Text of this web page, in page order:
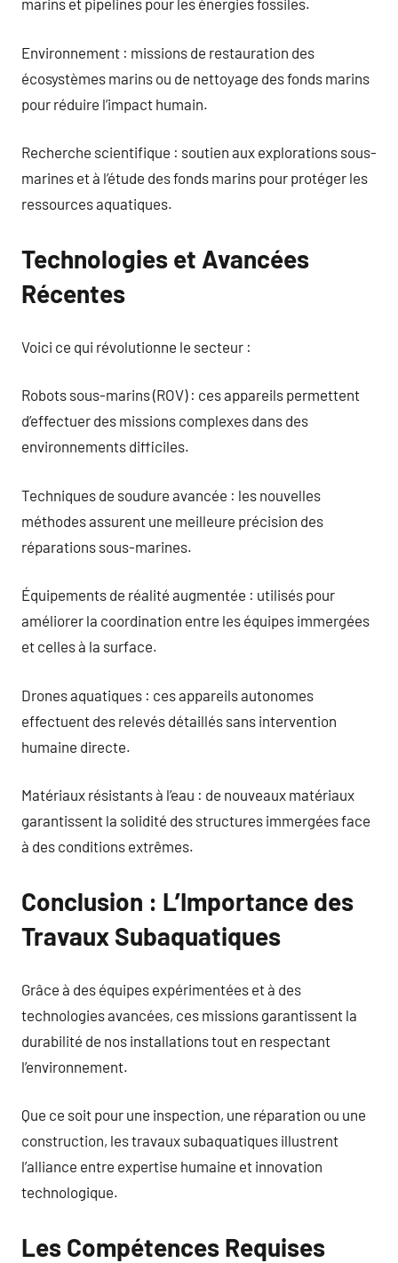
marins et pipelines pour les énergies fossiles.
Environnement : missions de restauration des
écosystèmes marins ou de nettoyage des fonds marins
pour réduire l’impact humain.
Recherche scientifique : soutien aux explorations sous-
marines et à l’étude des fonds marins pour protéger les
ressources aquatiques.
Technologies et Avancées
Récentes
Voici ce qui révolutionne le secteur :
Robots sous-marins (ROV) : ces appareils permettent
d’effectuer des missions complexes dans des
environnements difficiles.
Techniques de soudure avancée : les nouvelles
méthodes assurent une meilleure précision des
réparations sous-marines.
Équipements de réalité augmentée : utilisés pour
améliorer la coordination entre les équipes immergées
et celles à la surface.
Drones aquatiques : ces appareils autonomes
effectuent des relevés détaillés sans intervention
humaine directe.
Matériaux résistants à l’eau : de nouveaux matériaux
garantissent la solidité des structures immergées face
à des conditions extrêmes.
Conclusion : L’Importance des
Travaux Subaquatiques
Grâce à des équipes expérimentées et à des
technologies avancées, ces missions garantissent la
durabilité de nos installations tout en respectant
l’environnement.
Que ce soit pour une inspection, une réparation ou une
construction, les travaux subaquatiques illustrent
l’alliance entre expertise humaine et innovation
technologique.
Les Compétences Requises